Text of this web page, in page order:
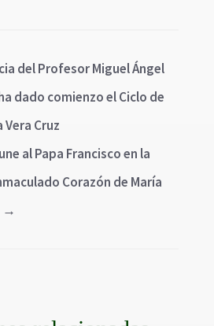
del Profesor Miguel Ángel
dado comienzo el Ciclo de
Cruz
al Papa Francisco en la
Corazón de María
→